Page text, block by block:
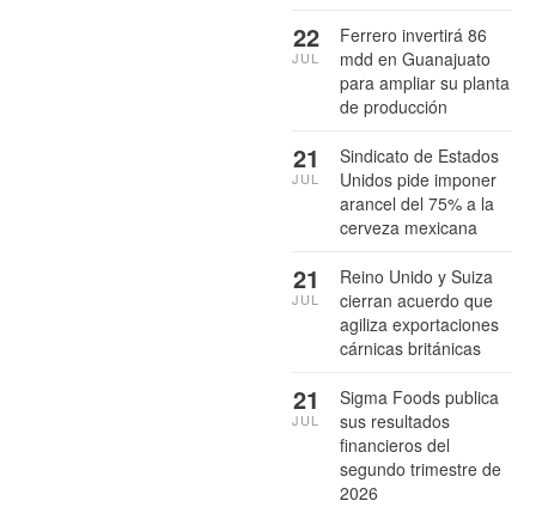
Ferrero invertirá 86
mdd en Guanajuato
para ampliar su planta
de producción
22
JUL
Sindicato de Estados
Unidos pide imponer
arancel del 75% a la
cerveza mexicana
21
JUL
Reino Unido y Suiza
cierran acuerdo que
agiliza exportaciones
cárnicas británicas
21
JUL
Sigma Foods publica
sus resultados
financieros del
segundo trimestre de
2026
21
JUL